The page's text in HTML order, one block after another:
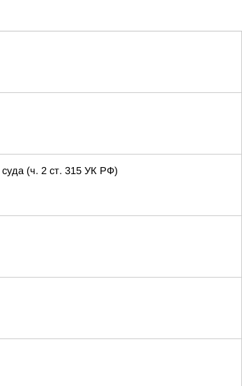
(ч. 2 ст. 315 УК РФ)